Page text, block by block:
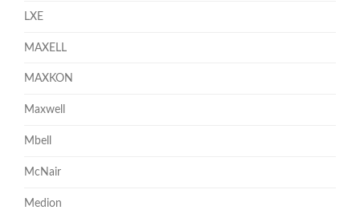
LXE
MAXELL
MAXKON
Maxwell
Mbell
McNair
Medion